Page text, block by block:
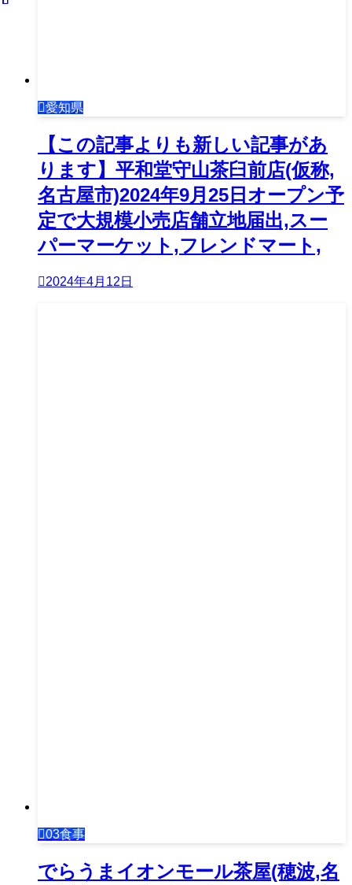
愛知県
【この記事よりも新しい記事があ
ります】平和堂守山茶臼前店(仮称,
名古屋市)2024年9月25日オープン予
定で大規模小売店舗立地届出,スー
パーマーケット,フレンドマート,
2024年4月12日
03食事
でらうまイオンモール茶屋(穂波,名